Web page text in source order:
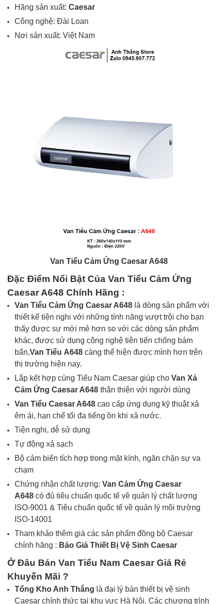
Hãng sản xuất: Caesar
Công nghệ: Đài Loan
Nơi sản xuất: Việt Nam
Van Tiểu Cảm Ứng Caesar A648
Đặc Điểm Nổi Bật Của Van Tiểu Cảm Ứng
Caesar A648 Chính Hãng :
Van Tiểu Cảm Ứng Caesar A648 là dòng sản phẩm với
thiết kế tiện nghi với những tính năng vượt trội cho bạn
thấy được sự mới mẻ hơn so với các dòng sản phẩm
khác, được sử dụng công nghệ tiên tiến chống bám
bẩn,Van Tiểu A648 càng thể hiện được mình hơn trên
thị trường hiện nay.
Lắp kết hợp cùng Tiểu Nam Caesar giúp cho Van Xả
Cảm Ứng Caesar A648 thân thiện với người dùng
Van Tiểu Caesar A648 cao cấp ứng dụng kỹ thuật xả
êm ái, hạn chế tối đa tiếng ồn khi xả nước.
Tiện nghi, dễ sử dụng
Tự động xả sạch
Bộ cảm biến tích hợp trong mặt kính, ngăn chặn sự va
chạm
Chứng nhận chất lượng: Van Cảm Ứng Caesar
A648 có đủ tiêu chuẩn quốc tế về quản lý chất lượng
ISO-9001 & Tiêu chuẩn quốc tế về quản lý môi trường
ISO-14001
Tham khảo thêm giá các sản phẩm đồng bộ Caesar
chính hãng : Báo Giá Thiết Bị Vệ Sinh Caesar
Ở Đâu Bán Van Tiểu Nam Caesar Giá Rẻ
Khuyến Mãi ?
Tổng Kho Anh Thắng là đại lý bán thiết bị vệ sinh
Caesar chính thức tại khu vực Hà Nội. Các chương trình